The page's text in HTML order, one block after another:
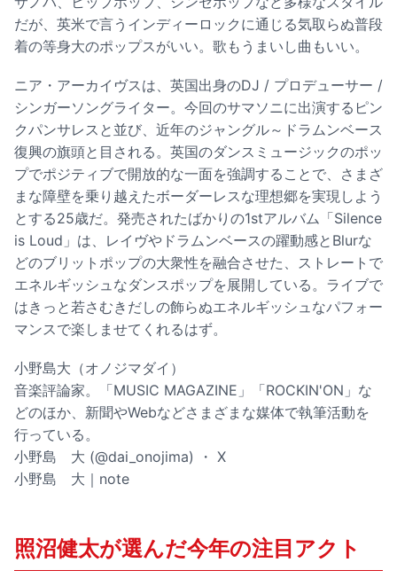
だが、英米で言うインディーロックに通じる気取らぬ普段
着の等身大のポップスがいい。歌もうまいし曲もいい。
ニア・アーカイヴスは、英国出身のDJ / プロデューサー /
シンガーソングライター。今回のサマソニに出演するピン
クパンサレスと並び、近年のジャングル～ドラムンベース
復興の旗頭と目される。英国のダンスミュージックのポッ
プでポジティブで開放的な一面を強調することで、さまざ
まな障壁を乗り越えたボーダーレスな理想郷を実現しよう
とする25歳だ。発売されたばかりの1stアルバム「Silence
is Loud」は、レイヴやドラムンベースの躍動感とBlurな
どのブリットポップの大衆性を融合させた、ストレートで
エネルギッシュなダンスポップを展開している。ライブで
はきっと若さむきだしの飾らぬエネルギッシュなパフォー
マンスで楽しませてくれるはず。
小野島大（オノジマダイ）
音楽評論家。「MUSIC MAGAZINE」「ROCKIN'ON」な
どのほか、新聞やWebなどさまざまな媒体で執筆活動を
行っている。
小野島 大 (@dai_onojima) ・ X
小野島 大｜note
照沼健太が選んだ今年の注目アクト